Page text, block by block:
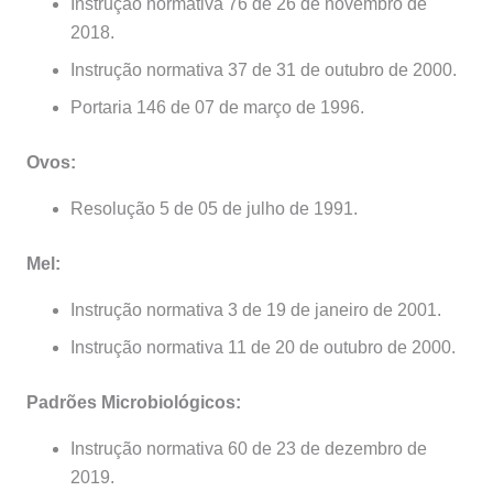
Instrução normativa 76 de 26 de novembro de
2018.
Instrução normativa 37 de 31 de outubro de 2000.
Portaria 146 de 07 de março de 1996.
Ovos:
Resolução 5 de 05 de julho de 1991.
Mel:
Instrução normativa 3 de 19 de janeiro de 2001.
Instrução normativa 11 de 20 de outubro de 2000.
Padrões Microbiológicos:
Instrução normativa 60 de 23 de dezembro de
2019.